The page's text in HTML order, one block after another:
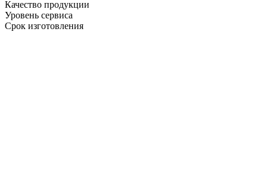
Качество продукции
Уровень сервиса
Срок изготовления